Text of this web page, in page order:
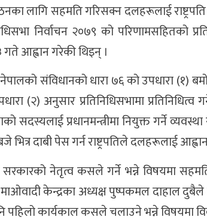
लागि सहमति गरिसक्न दलहरूलाई
निर्वाचन २०७९ को परिणामसहितको
आह्वान गरेकी थिइन् ।
संविधानको धारा ७६ को उपधारा (१)
(२) अनुसार प्रतिनिधिसभामा
सदस्यलाई प्रधानमन्त्रीमा नियुक्त गर्ने
दाबी पेस गर्न राष्ट्रपतिले दलहरूलाई
नेतृत्व कसले गर्ने भन्ने विषयमा
केन्द्रका अध्यक्ष पुष्पकमल दाहाल दुबैले
पहिलो कार्यकाल कसले चलाउने भन्ने विषयमा